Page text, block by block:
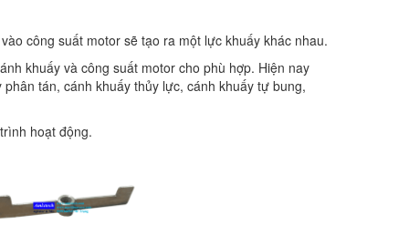
công suất motor sẽ tạo ra một lực khuấy khác nhau.
khuấy và công suất motor cho phù hợp. Hiện nay
tán, cánh khuấy thủy lực, cánh khuấy tự bung,
hoạt động.